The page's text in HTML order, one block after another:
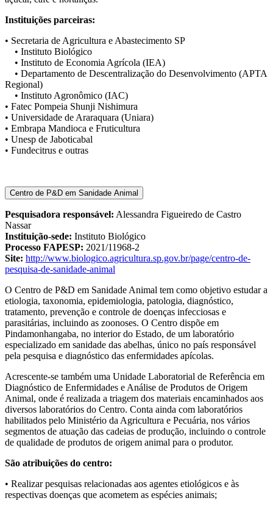
Instituições parceiras:
• Secretaria de Agricultura e Abastecimento SP
• Instituto Biológico
• Instituto de Economia Agrícola (IEA)
• Departamento de Descentralização do Desenvolvimento (APTA
Regional)
• Instituto Agronômico (IAC)
• Fatec Pompeia Shunji Nishimura
• Universidade de Araraquara (Uniara)
• Embrapa Mandioca e Fruticultura
• Unesp de Jaboticabal
• Fundecitrus e outras
Centro de P&D em Sanidade Animal
Pesquisadora responsável: Alessandra Figueiredo de Castro
Nassar
Instituição-sede: Instituto Biológico
Processo FAPESP: 2021/11968-2
Site: http://www.biologico.agricultura.sp.gov.br/page/centro-de-
pesquisa-de-sanidade-animal
O Centro de P&D em Sanidade Animal tem como objetivo estudar a
etiologia, taxonomia, epidemiologia, patologia, diagnóstico,
tratamento, prevenção e controle de doenças infecciosas e
parasitárias, incluindo as zoonoses. O Centro dispõe em
Pindamonhangaba, no interior do Estado, de um laboratório
especializado em sanidade das abelhas, único no país responsável
pela pesquisa e diagnóstico das enfermidades apícolas.
Acrescente-se também uma Unidade Laboratorial de Referência em
Diagnóstico de Enfermidades e Análise de Produtos de Origem
Animal, onde é realizada a triagem dos materiais encaminhados aos
diversos laboratórios do Centro. Conta ainda com laboratórios
habilitados pelo Ministério da Agricultura e Pecuária, nos vários
segmentos de atuação das cadeias de produção, incluindo o controle
de qualidade de produtos de origem animal para o produtor.
São atribuições do centro:
• Realizar pesquisas relacionadas aos agentes etiológicos e às
respectivas doenças que acometem as espécies animais;